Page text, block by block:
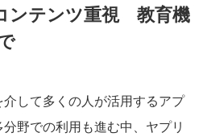
ンテンツ重視 教育機
して多くの人が活用するアプ
野での利用も進む中、ヤプリ